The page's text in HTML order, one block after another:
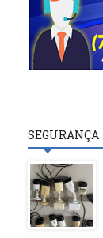
SEGURANÇA